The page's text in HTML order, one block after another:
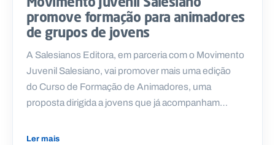
promove formação para animadores
de grupos de jovens
A Salesianos Editora, em parceria com o Movimento
Juvenil Salesiano, vai promover mais uma edição
do Curso de Formação de Animadores, uma
proposta dirigida a jovens que já acompanham…
Ler mais